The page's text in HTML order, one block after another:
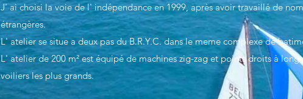
J' ai choisi la voie de l' indépendance en 1999, après avoir travaillé de
étrangères.
L' atelier se situe a deux pas du B.R.Y.C. dans le meme complexe de
L' atelier de 200 m² est équipé de machines zig-zag et points droits à
voiliers les plus grands.